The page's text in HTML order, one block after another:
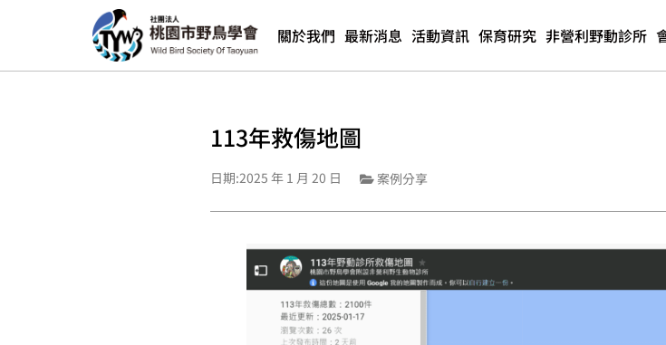
關於我們 最新消息 活動資訊 保育研究 非營利野動診所
113年救傷地圖
日期:2025 年 1 月 20 日 案例分享